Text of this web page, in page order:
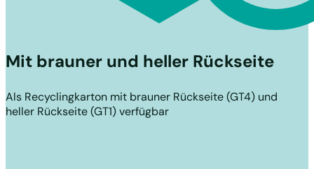
Mit brauner und heller Rückseite
Als Recyclingkarton mit brauner Rückseite (GT4) und
heller Rückseite (GT1) verfügbar